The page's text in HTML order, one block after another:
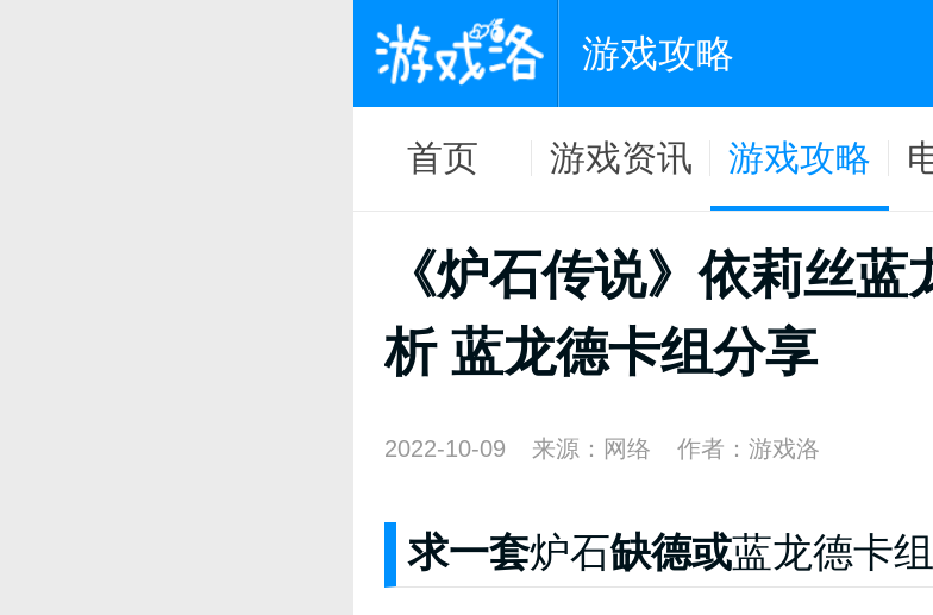
游戏攻略
首页 游戏资讯 游戏攻略
《炉石传说》依莉丝
析 蓝龙德卡组分享
2022-10-09 来源：网络 作者：游戏洛
求一套炉石缺德或蓝龙德卡组